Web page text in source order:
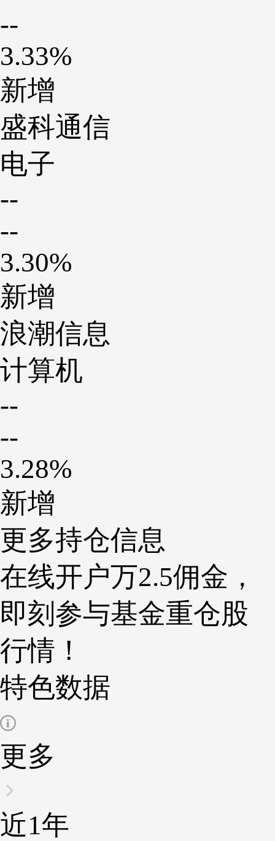
--
3.33%
新增
盛科通信
电子
--
--
3.30%
新增
浪潮信息
计算机
--
--
3.28%
新增
更多持仓信息
在线开户万2.5佣金，
即刻参与基金重仓股
行情！
特色数据
更多
近1年